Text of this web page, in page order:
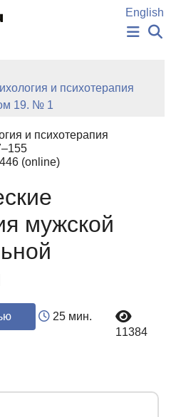
English
СЛОВА
и психотерапия
19. № 1
и психотерапия
(online)
мужской
25 мин.
11384